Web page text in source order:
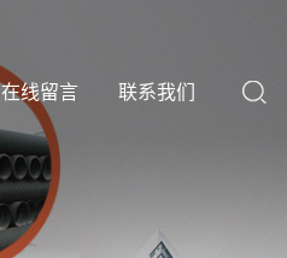
在线留言 联系我们